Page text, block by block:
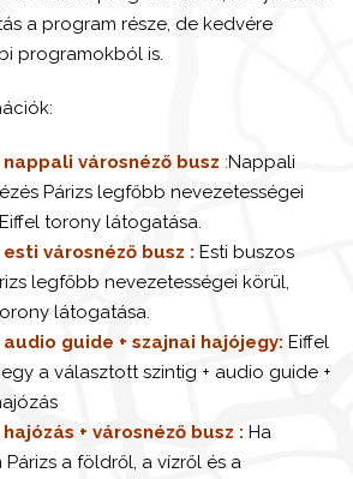
a program része, de kedvére
programokból is.
városnéző busz :Nappali
Párizs legfőbb nevezetességei
torony látogatása.
városnéző busz : Esti buszos
legfőbb nevezetességei körül,
látogatása.
guide + szajnai hajójegy: Eiffel
a választott szintig + audio guide +
+ városnéző busz : Ha
a földről, a vízről és a